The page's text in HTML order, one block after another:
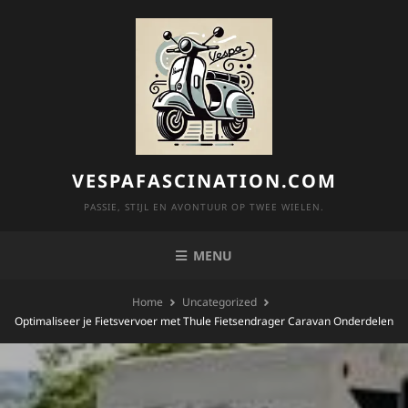
VESPAFASCINATION.COM
PASSIE, STIJL EN AVONTUUR OP TWEE WIELEN.
MENU
Home
Uncategorized
Optimaliseer je Fietsvervoer met Thule Fietsendrager Caravan Onderdelen